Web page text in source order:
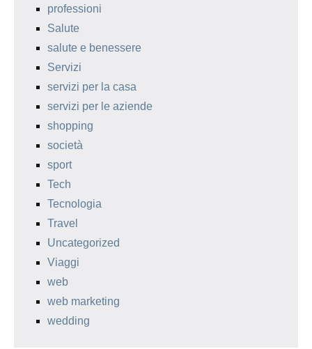
professioni
Salute
salute e benessere
Servizi
servizi per la casa
servizi per le aziende
shopping
società
sport
Tech
Tecnologia
Travel
Uncategorized
Viaggi
web
web marketing
wedding